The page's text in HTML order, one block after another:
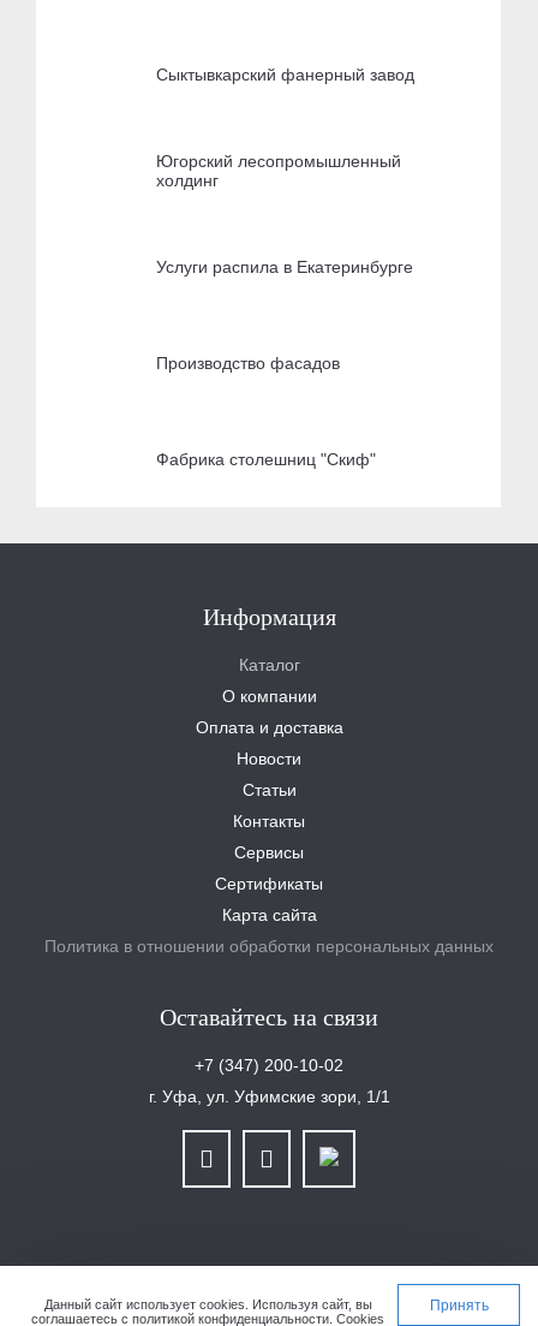
Сыктывкарский фанерный завод
Югорский лесопромышленный
холдинг
Услуги распила в Екатеринбурге
Производство фасадов
Фабрика столешниц "Скиф"
Информация
Каталог
О компании
Оплата и доставка
Новости
Статьи
Контакты
Сервисы
Сертификаты
Карта сайта
Политика в отношении обработки персональных данных
Оставайтесь на связи
+7 (347) 200-10-02
г. Уфа, ул. Уфимские зори, 1/1
ООО «Уралплит» | ИНН/КПП 6679025768/667901001 | ОГРН 1126679029465
Данный сайт использует cookies.
Используя сайт, вы
соглашаетесь с политикой конфиденциальности . Cookies
Принять